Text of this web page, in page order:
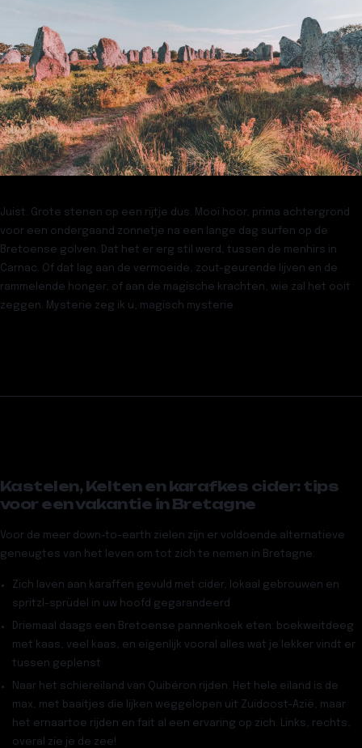
Juist. Grote stenen op een rijtje dus. Mooi hoor, prima achtergrond
voor een ondergaand zonnetje na een lange dag surfen op de
Bretoense golven. Dat het er erg stil werd, tussen de menhirs in
Carnac. Of dat lag aan de vermoeide, zout-geurende lijven en de
rammelende honger, of aan de magische krachten, wie zal het ooit
zeggen. Mysterie zeg ik u, magisch mysterie.
Kastelen, Kelten en karafkes cider: tips
voor een vakantie in Bretagne
Voor de meer down-to-earth zielen zijn er voldoende alternatieve
geneugtes van het leven om tot zich te nemen in Bretagne:
Zich laven aan karaffen gevuld met cider, lokaal gebrouwen en
spritzl-sprüdel in uw hoofd gegarandeerd
Driemaal daags een Bretoense pannenkoek eten: boekweitdeeg
met kaas, veel kaas, en eigenlijk vooral alles wat je lekker vindt er
tussen geplenst
Naar het schiereiland van Quibéron rijden. Het hele eiland is de
max, met baaitjes die lijken weggelopen uit Zuidoost-Azië, maar
het ernaartoe rijden en fait al een ervaring op zich. Links, rechts,
overal zie je de zee!